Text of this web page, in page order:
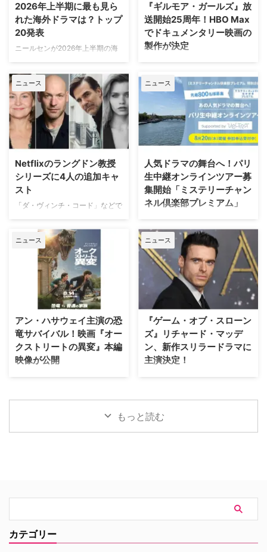
2026年上半期に最も見ら
れた海外ドラマは？トップ
20発表
ニールセンが2026年上半期の海
発表。「総合」「オリジナルドラ
マ」「非オリジナルドラマ（※放
映権を獲得した他社作品）」とい
う3部門における全米でのストリ
ーミング（配信）ランキングを紹
介しよう。 2026年上半期 配信ラ
ンキング（ニールセン調べ）
年6月28日（日）までの順位は以
下の通り。 総合 『ストレンジャ
ー・シングス 未知の世界』
（Netflix／計42話）…232億
（Disney+／計154話）.. …
『ギルモア・ガールズ』放
送開始25周年！HBO Max
でドキュメンタリー映画の
製作が決定
ワーナー・ブラザース・テレビジ
ードラマの金字塔『ギルモア・ガ
ールズ』を振り返る初の公式ドキ
ュメンタリー映画を制作中である
ことが明らかになった。2000年
から2007年にかけて放送され、
いまなお絶大な人気を誇る本作。
する今作は、HBO Maxにて配信
される予定だ。監督を務めるの
は、ドキュメンタリー映画『ある
アスリートの告発』で高い評価を
ンに愛され続けてきた作品の魅力
を、新たな角度から解き明かして
いく。 未公開アウトテイ …
ニュース
Netflixのラングドン教授
シリーズに4人の追加キャ
スト
「ダ・ヴィンチ・コード」などで
セラー小説、ロバート・ラングド
ン教授シリーズ最新作「シークレ
ット・オブ・シークレッツ」のド
ラマ化をNetflixが進めていること
は、当サイトで以前お伝えした通
り。その追加キャストが明らかに
なった。米Deadlineが伝えてい
ード』出演者が参加 2000年の
「天使と悪魔」を皮切りに、
「ダ・ヴィンチ・コード」「ロス
ト・シンボル」「インフェルノ」
ニュース
人気ドラマの舞台へ！パリ
生中継オンラインツアー募
集開始「ミステリーチャン
ネル倶楽部プレミアム」
日本唯一のミステリードラマ専門
チャンネル「ミステリーチャンネ
ル」は、現地体験型アクティビテ
ィ専門予約サイト「ベルトラ」特
別協力のもと、8月20日（木）19
時よりパリ生中継オンラインツア
ーを開催する。「ミステリーチャ
ンネル倶楽部プレミアム」会員の
アムなオンライン体験の申込受付
が開始となった。 パリが舞台の
ドラマで主人公たちが歩いた景色
を、リアルタイムで堪能 8月5日
ニュース
アン・ハサウェイ主演の恐
竜サバイバル！映画『オー
クストリートの異変』本編
映像が公開
J.J.エイブラムスが製作プロデュ
イ、ユアン・マクレガーが共演す
る映画『オークストリートの異
変』の公開に先立ち、迫力満点な
新ビジュアルと、本編映像が公開
を集めていた本作。続く本予告で
は、突如街に現れた恐竜たちに対
して、平穏に暮らしていた“普通
ニュース
『ゲーム・オブ・スローン
ズ』リチャード・マッデ
ン、新作スリラードラマに
主演決定！
大ヒットドラマ『ゲーム・オブ・
でブレイクしたリチャード・マッ
デンが、新作スリラードラマ
『Trauma（原題）』に主演する
ことが分かった。米Varietyが伝
タート。元英国海兵隊の衛生兵
で、現在は救急外来の医師である
り残されたすべての人々を救うた
もっと読む
カテゴリー